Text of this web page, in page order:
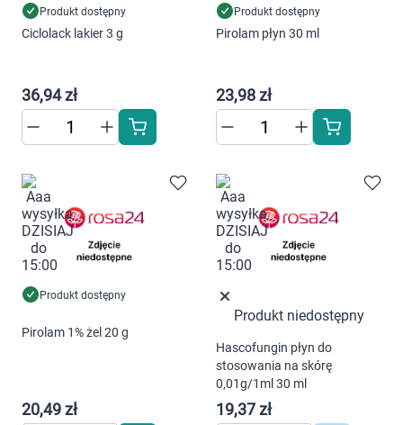
dostosowania zawartości serwisu do Twoich
preferencji. Więcej informacji znajdziesz w
naszejpolityce prywatności. Możesz określić
warunki przechowywania lub dostępu do
cookies poprzez kliknięcie przycisku
"Ustawienia" lub możesz zaakceptować
ustawienia wszystkich cookies klikając
AKCEPTUJĘ WSZYSTKIE
Ustawienia
AKCEPTUJĘ WSZYSTKIE
Zabawki
Motoryzacja
Grupy produktowe
Marki
Produkt dostępny
Ciclolack lakier 3 g
36,94 zł
Produkt dostępny
Pirolam płyn 30 ml
23,98 zł
Produkt dostępny
Pirolam 1% żel 20 g
20,49 zł
Produkt niedostępny
Hascofungin płyn do
stosowania na skórę
0,01g/1ml 30 ml
19,37 zł